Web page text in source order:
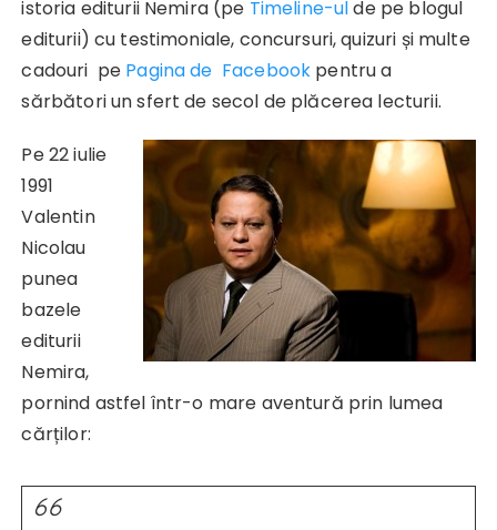
istoria editurii Nemira (pe Timeline-ulde pe blogul
editurii) cu testimoniale, concursuri, quizuri și multe
cadouri pe Pagina de Facebook pentru a
sărbători un sfert de secol de plăcerea lecturii.
Pe 22 iulie
1991
Valentin
Nicolau
punea
bazele
editurii
Nemira,
pornind astfel într-o mare aventură prin lumea
cărților: